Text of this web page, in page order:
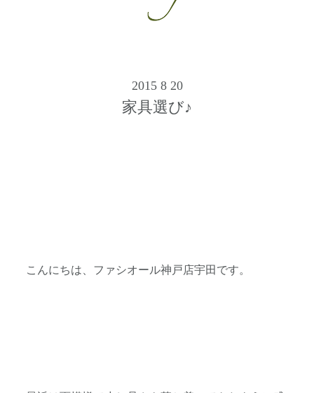
す。
2015 8 20
家具選び♪
こんにちは、ファシオール神戸店宇田です。